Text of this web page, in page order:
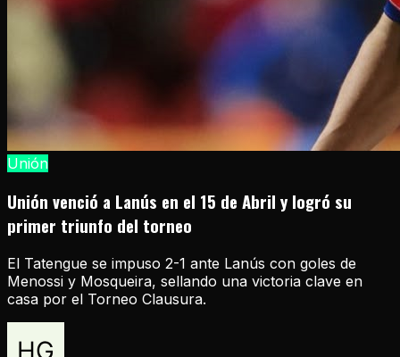
Unión
Unión venció a Lanús en el 15 de Abril y logró su
primer triunfo del torneo
El Tatengue se impuso 2-1 ante Lanús con goles de
Menossi y Mosqueira, sellando una victoria clave en
casa por el Torneo Clausura.